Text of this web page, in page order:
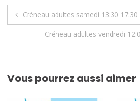
Navigation
Créneau adultes samedi 13:30 17:30
Créneau adultes vendredi
Vous pourrez aussi aimer